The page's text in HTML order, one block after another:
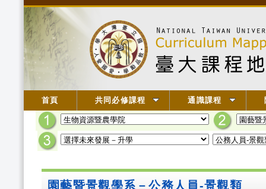
首頁 共同必修課程 通識課程
園藝暨景觀學系－公務人員-景觀類